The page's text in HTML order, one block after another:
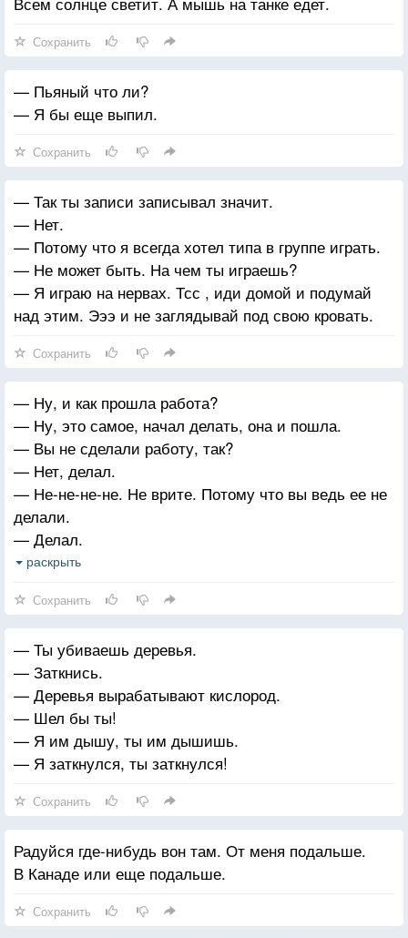
Сохранить
— Пьяный что ли?
— Я бы еще выпил.
Сохранить
— Так ты записи записывал значит.
— Нет.
— Потому что я всегда хотел типа в группе играть.
— Не может быть. На чем ты играешь?
— Я играю на нервах. Тсс , иди домой и подумай
над этим. Эээ и не заглядывай под свою кровать.
Сохранить
— Ну, и как прошла работа?
— Ну, это самое, начал делать, она и пошла.
— Вы не сделали работу, так?
— Нет, делал.
— Не-не-не-не. Не врите. Потому что вы ведь ее не
делали.
— Делал.
— Ладно. Тогда что надо было сделать?
раскрыть
Сохранить
— Ты убиваешь деревья.
— Заткнись.
— Деревья вырабатывают кислород.
— Шел бы ты!
— Я им дышу, ты им дышишь.
— Я заткнулся, ты заткнулся!
Сохранить
Радуйся где-нибудь вон там. От меня подальше.
В Канаде или еще подальше.
Сохранить